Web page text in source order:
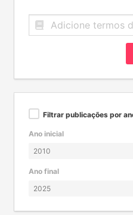
Filtrar publicações por
Ano inicial
Ano final